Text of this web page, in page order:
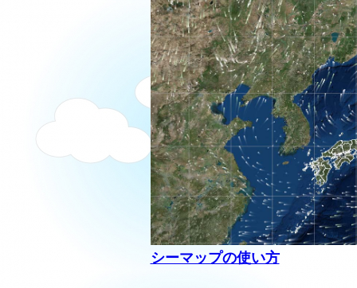
シーマップの使い方